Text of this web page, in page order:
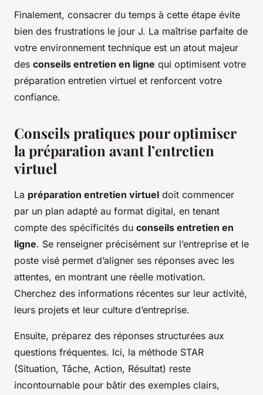
Finalement, consacrer du temps à cette étape évite
bien des frustrations le jour J. La maîtrise parfaite de
votre environnement technique est un atout majeur
des conseils entretien en ligne qui optimisent votre
préparation entretien virtuel et renforcent votre
confiance.
Conseils pratiques pour optimiser
la préparation avant l’entretien
virtuel
La préparation entretien virtuel doit commencer
par un plan adapté au format digital, en tenant
compte des spécificités du conseils entretien en
ligne. Se renseigner précisément sur l’entreprise et le
poste visé permet d’aligner ses réponses avec les
attentes, en montrant une réelle motivation.
Cherchez des informations récentes sur leur activité,
leurs projets et leur culture d’entreprise.
Ensuite, préparez des réponses structurées aux
questions fréquentes. Ici, la méthode STAR
(Situation, Tâche, Action, Résultat) reste
incontournable pour bâtir des exemples clairs,